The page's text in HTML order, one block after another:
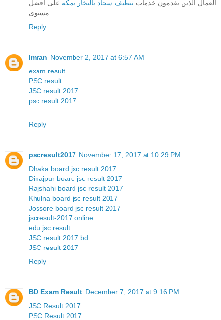
العمال الذين يقدمون خدماتتنظيف سجاد بالبخار بمكة على افضل
مستوى
Reply
Imran November 2, 2017 at 6:57 AM
exam result
PSC result
JSC result 2017
psc result 2017
Reply
pscresult2017 November 17, 2017 at 10:29 PM
Dhaka board jsc result 2017
Dinajpur board jsc result 2017
Rajshahi board jsc result 2017
Khulna board jsc result 2017
Jossore board jsc result 2017
jscresult-2017.online
edu jsc result
JSC result 2017 bd
JSC result 2017
Reply
BD Exam Result December 7, 2017 at 9:16 PM
JSC Result 2017
PSC Result 2017